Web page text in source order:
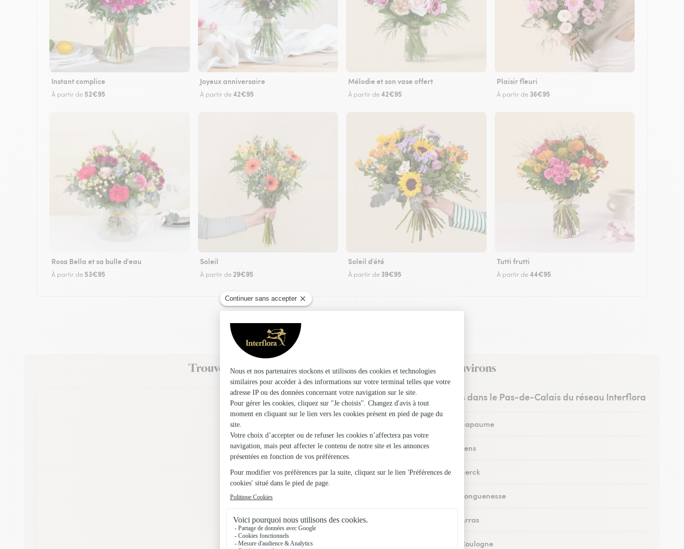
Instant complice
À partir de 52€95
Joyeux anniversaire
À partir de42€95
Mélodie et son vase offert
À partir de42€95
Plaisir fleuri
À partir de 36€95
Rosa Bella et sa bulle d'eau
À partir de 53€95
Soleil
À partir de 29€95
Soleil d'été
À partir de 39€95
Tutti frutti
À partir de44€95
Trouvez un fleuriste Interflora à Zouafques et dans ses environs
Les fleuristes dans le Pas-de-Calais du réseau Interflora
Fleuristes à Bapaume
Fleuristes à Lens
Fleuristes à Berck
Fleuristes à Longuenesse
Fleuristes à Arras
Fleuristes à Coulogne